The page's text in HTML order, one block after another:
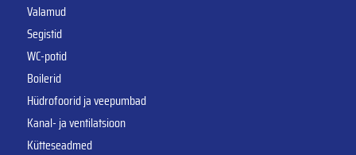
Valamud
Segistid
WC-potid
Boilerid
Hüdrofoorid ja veepumbad
Kanal- ja ventilatsioon
Kütteseadmed